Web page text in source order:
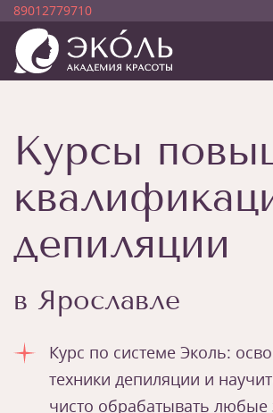
89012779710
Курсы
депиляции
в Ярославле
Курс по системе Эколь:
техники депиляции и
чисто обрабатывать любые